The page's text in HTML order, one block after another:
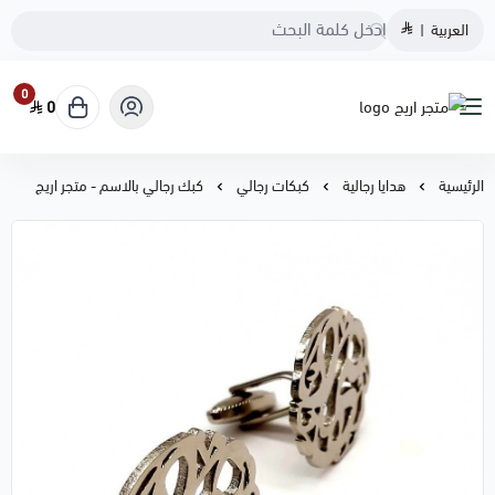
العربية |
متجر اريج
0
0
الرئيسية هدايا رجالية كبكات رجالي كبك رجالي بالاسم - متجر اريج